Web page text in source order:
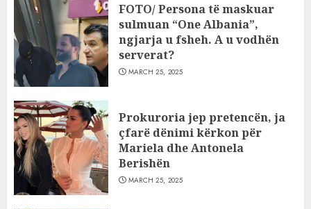
FOTO/ Persona të maskuar
sulmuan “One Albania”,
ngjarja u fsheh. A u vodhën
serverat?
MARCH 25, 2025
Prokuroria jep pretencën, ja
çfarë dënimi kërkon për
Mariela dhe Antonela
Berishën
MARCH 25, 2025